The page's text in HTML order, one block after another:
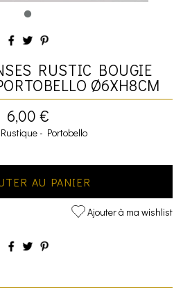
RUSTIC BOUGIE
Ø6XH8CM
6,00 €
- Portobello
AU PANIER
Ajouter à ma wishlist